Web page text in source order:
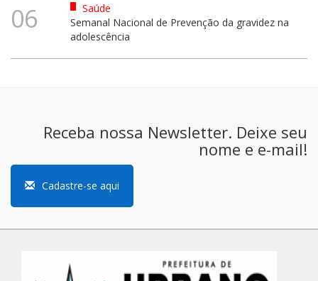
06
Saúde
Semanal Nacional de Prevenção da gravidez na
adolescência
Receba nossa Newsletter. Deixe seu
nome e e-mail!
Cadastre-se aqui